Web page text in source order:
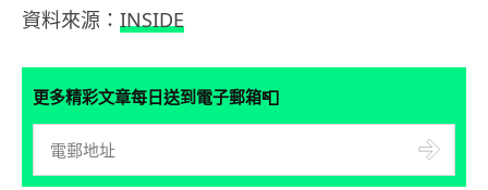
資料來源： INSIDE
更多精彩文章每日送到電子郵箱📮